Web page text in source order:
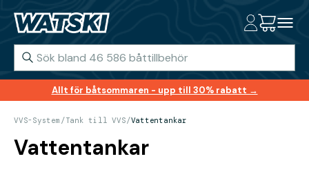
Allt för båtsommaren - upp till 30% rabatt →
VVS-System /Tank till VVS/Vattentankar
Vattentankar